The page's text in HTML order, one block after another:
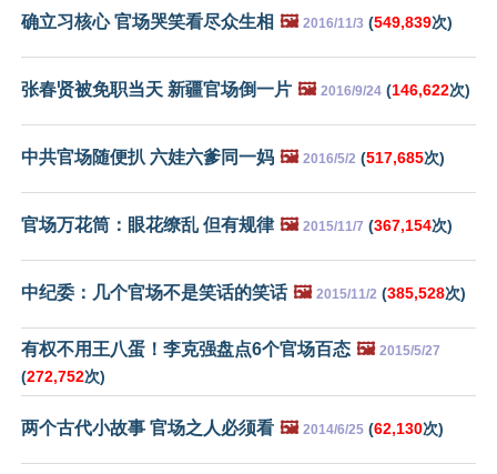
确立习核心 官场哭笑看尽众生相 🖼️ 2016/11/3 (549,839次)
张春贤被免职当天 新疆官场倒一片 🖼️ 2016/9/24 (146,622次)
中共官场随便扒 六娃六爹同一妈 🖼️ 2016/5/2 (517,685次)
官场万花筒：眼花缭乱 但有规律 🖼️ 2015/11/7 (367,154次)
中纪委：几个官场不是笑话的笑话 🖼️ 2015/11/2 (385,528次)
有权不用王八蛋！李克强盘点6个官场百态 🖼️ 2015/5/27
(272,752次)
两个古代小故事 官场之人必须看 🖼️ 2014/6/25 (62,130次)